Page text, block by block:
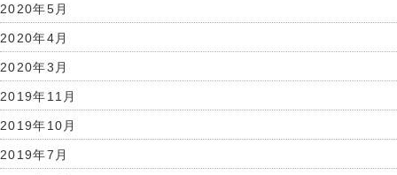
2020年5月
2020年4月
2020年3月
2019年11月
2019年10月
2019年7月